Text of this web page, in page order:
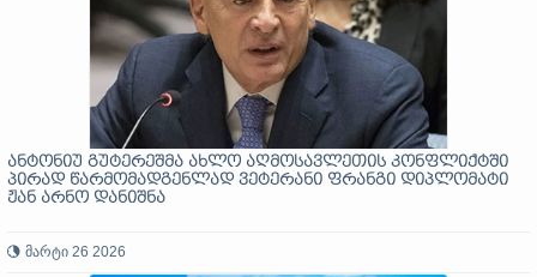
ანტონიუ გუტერეშმა ახლო აღმოსავლეთის კონფლიქტში
პირად წარმომადგენლად ვეტერანი ფრანგი დიპლომატი
ჟან არნო დანიშნა
მარტი 26 2026